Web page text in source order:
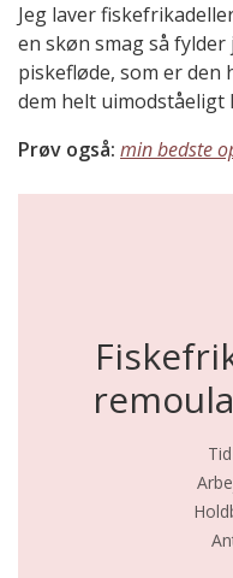
Jeg laver
en skøn smag så
piskefløde, som er den
dem helt uimodståeligt
Prøv også: min bedste